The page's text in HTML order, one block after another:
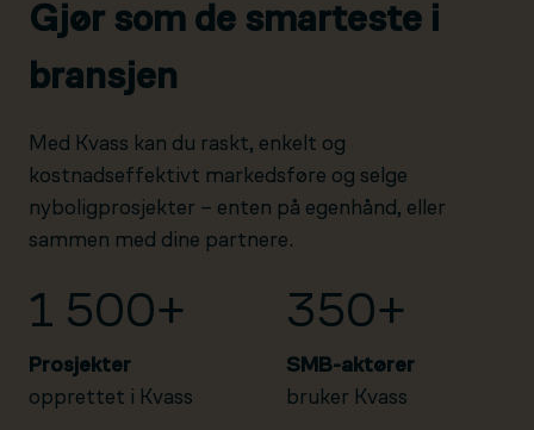
Gjør som de smarteste i
bransjen
Med Kvass kan du raskt, enkelt og
kostnadseffektivt markedsføre og selge
nyboligprosjekter – enten på egenhånd, eller
sammen med dine partnere.
1 500+
Prosjekter
opprettet i Kvass
350+
SMB-aktører
bruker Kvass